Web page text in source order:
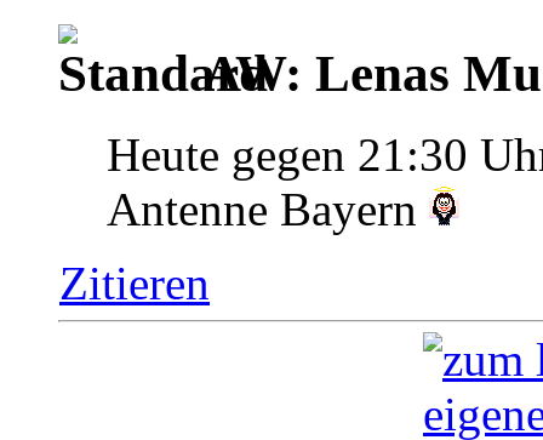
AW: Lenas
Heute gegen 21:30
Antenne Bayern
Zitieren